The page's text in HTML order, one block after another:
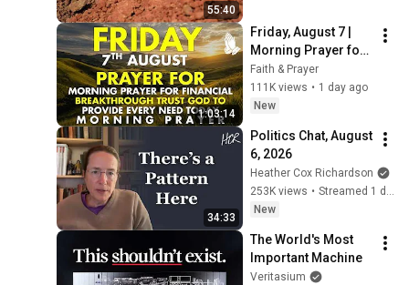
55:40
1:03:14
Friday, August 7 |
Morning Prayer for
Financial
Breakthrough | Trust
God to Provide
Faith & Prayer
111K views • 1 day ago
New
34:33
Politics Chat, August
6, 2026
Heather Cox Richardson
253K views •
Streamed 1 day ago
New
The World's Most
Important Machine
Veritasium